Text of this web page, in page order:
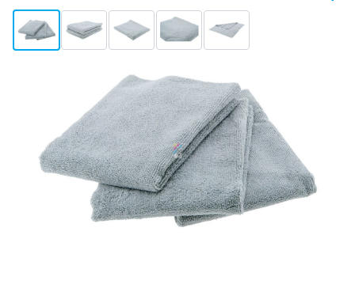
View larger imageView larger imageView larger imageView larger image
CROP Chicane Panno In Microfibra Grigio 40x40cm - 3pz
Scegli un numero
14,74